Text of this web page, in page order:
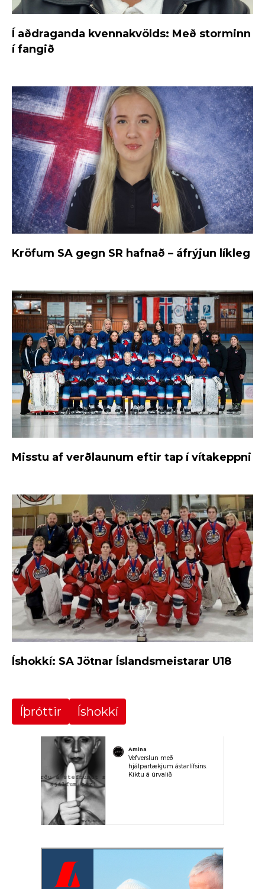
Í aðdraganda kvennakvölds: Með storminn
í fangið
Kröfum SA gegn SR hafnað – áfrýjun líkleg
Misstu af verðlaunum eftir tap í vítakeppni
Íshokkí: SA Jötnar Íslandsmeistarar U18
Íþróttir Íshokkí